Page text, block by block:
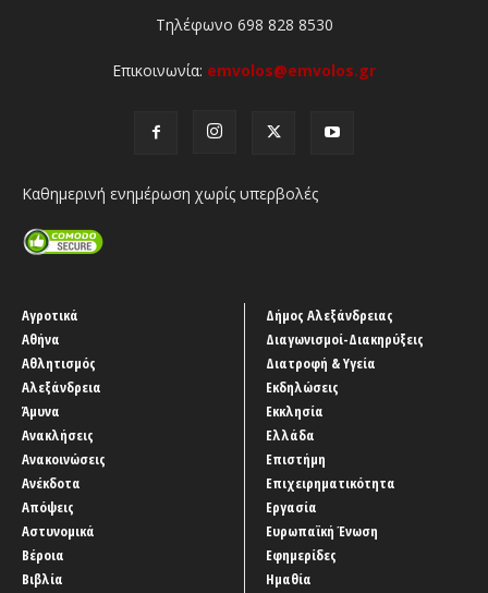
Τηλέφωνο 698 828 8530
Επικοινωνία: emvolos@emvolos.gr
Καθημερινή ενημέρωση χωρίς υπερβολές
Αγροτικά
Αθήνα
Αθλητισμός
Αλεξάνδρεια
Άμυνα
Ανακλήσεις
Ανακοινώσεις
Ανέκδοτα
Απόψεις
Αστυνομικά
Βέροια
Βιβλία
Δήμος Αλεξάνδρειας
Διαγωνισμοί-Διακηρύξεις
Διατροφή & Υγεία
Εκδηλώσεις
Εκκλησία
Ελλάδα
Επιστήμη
Επιχειρηματικότητα
Εργασία
Ευρωπαϊκή Ένωση
Εφημερίδες
Ημαθία